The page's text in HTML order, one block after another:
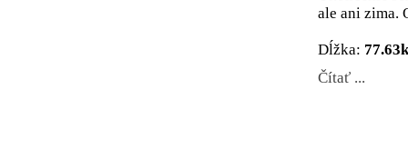
ale ani zima.
Dĺžka:
Čítať ...